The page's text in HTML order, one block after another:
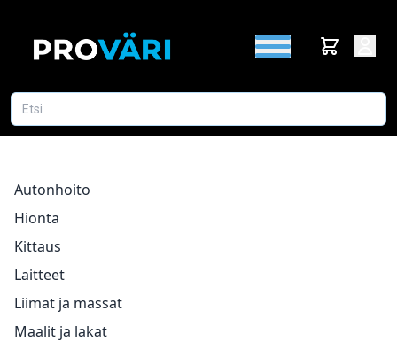
Autonhoito
Hionta
Kittaus
Laitteet
Liimat ja massat
Maalit ja lakat